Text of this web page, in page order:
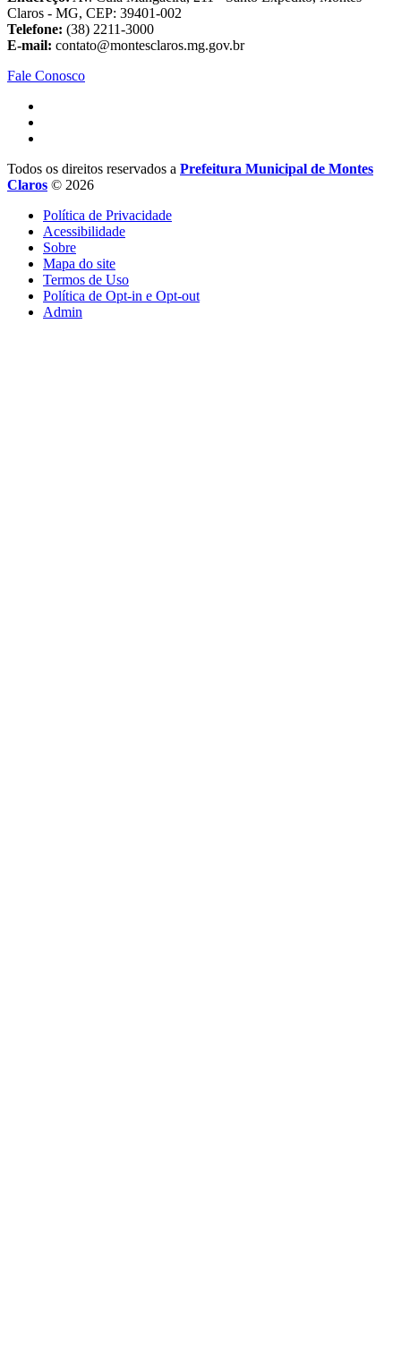
Claros - MG, CEP: 39401-002
Telefone: (38) 2211-3000
E-mail: contato@montesclaros.mg.gov.br
Fale Conosco
Todos os direitos reservados a Prefeitura Municipal de Montes
Claros © 2026
Política de Privacidade
Acessibilidade
Sobre
Mapa do site
Termos de Uso
Política de Opt-in e Opt-out
Admin